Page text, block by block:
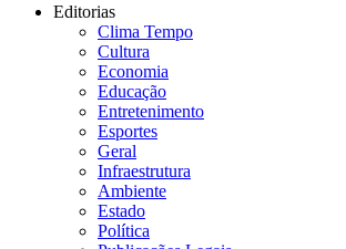
Editorias
Clima Tempo
Cultura
Economia
Educação
Entretenimento
Esportes
Geral
Infraestrutura
Ambiente
Estado
Política